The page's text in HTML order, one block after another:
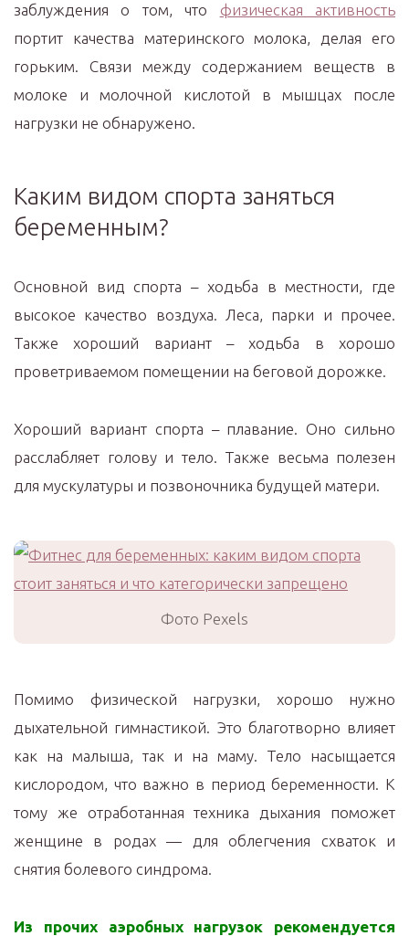
заблуждения о том, что физическая активность
портит качества материнского молока, делая его
горьким. Связи между содержанием веществ в
молоке и молочной кислотой в мышцах после
нагрузки не обнаружено.
Каким видом спорта заняться
беременным?
Основной вид спорта – ходьба в местности, где
высокое качество воздуха. Леса, парки и прочее.
Также хороший вариант – ходьба в хорошо
проветриваемом помещении на беговой дорожке.
Хороший вариант спорта – плавание. Оно сильно
расслабляет голову и тело. Также весьма полезен
для мускулатуры и позвоночника будущей матери.
Фото Pexels
Помимо физической нагрузки, хорошо нужно
дыхательной гимнастикой. Это благотворно влияет
как на малыша, так и на маму. Тело насыщается
кислородом, что важно в период беременности. К
тому же отработанная техника дыхания поможет
женщине в родах — для облегчения схваток и
снятия болевого синдрома.
Из прочих аэробных нагрузок рекомендуется